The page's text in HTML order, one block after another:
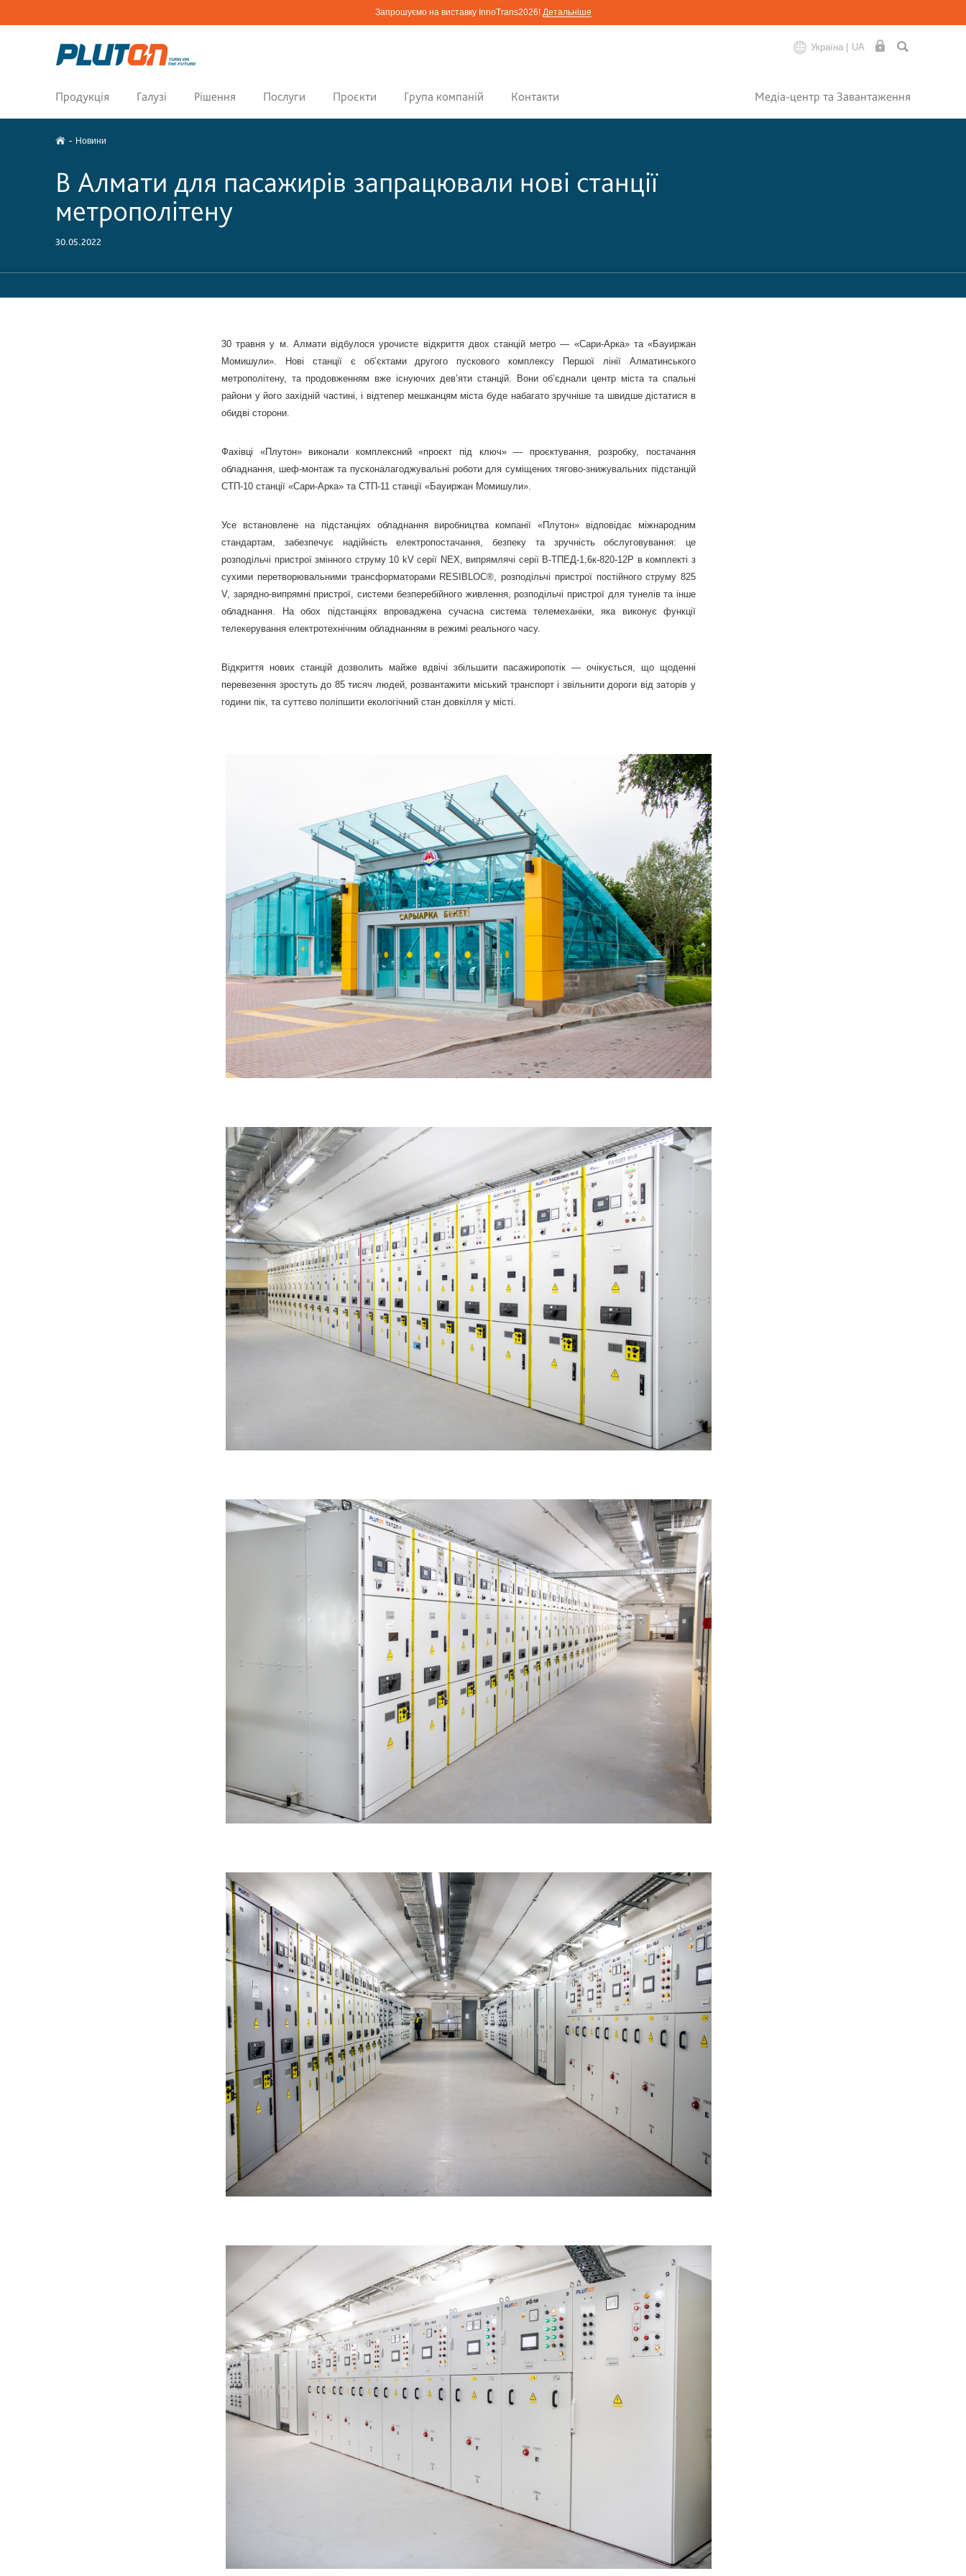
Запрошуємо на виставку InnoTrans2026! Детальніше
Україна | UA
Продукція Галузі Рішення Послуги Проєкти Група компаній Контакти Медіа-центр та Завантаження
Новини
В Алмати для пасажирів запрацювали нові станції
метрополітену
30.05.2022
30 травня у м. Алмати відбулося урочисте відкриття двох станцій метро — «Сари-Арка» та «Бауиржан
Момишули». Нові станції є об’єктами другого пускового комплексу Першої лінії Алматинського
метрополітену, та продовженням вже існуючих дев’яти станцій. Вони об’єднали центр міста та спальні
райони у його західній частині, і відтепер мешканцям міста буде набагато зручніше та швидше дістатися в
обидві сторони.
Фахівці «Плутон» виконали комплексний «проєкт під ключ» — проєктування, розробку, постачання
обладнання, шеф-монтаж та пусконалагоджувальні роботи для суміщених тягово-знижувальних підстанцій
СТП-10 станції «Сари-Арка» та СТП-11 станції «Бауиржан Момишули».
Усе встановлене на підстанціях обладнання виробництва компанії «Плутон» відповідає міжнародним
стандартам, забезпечує надійність електропостачання, безпеку та зручність обслуговування: це
розподільчі пристрої змінного струму 10 kV серії NEX, випрямлячі серії В-ТПЕД-1,6к-820-12Р в комплекті з
сухими перетворювальними трансформаторами RESIBLOC®, розподільчі пристрої постійного струму 825
V, зарядно-випрямні пристрої, системи безперебійного живлення, розподільчі пристрої для тунелів та інше
обладнання. На обох підстанціях впроваджена сучасна система телемеханіки, яка виконує функції
телекерування електротехнічним обладнанням в режимі реального часу.
Відкриття нових станцій дозволить майже вдвічі збільшити пасажиропотік — очікується, що щоденні
перевезення зростуть до 85 тисяч людей, розвантажити міський транспорт і звільнити дороги від заторів у
години пік, та суттєво поліпшити екологічний стан довкілля у місті.